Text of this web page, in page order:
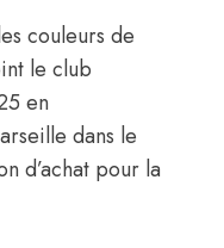
couleurs de
le club
en
dans le
d’achat pour la